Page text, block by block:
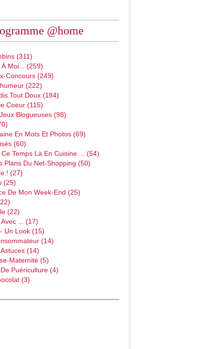
@home
(311)
À Moi... (259)
Concours (249)
(222)
Tout Doux (184)
Coeur (115)
Blogueuses (98)
En Mots Et Photos (69)
(60)
Temps Là En Cuisine ... (54)
Plans Du Net-Shopping (50)
! (27)
(25)
De Mon Week-End (25)
(22)
... (17)
Un Look (15)
(14)
(14)
Maternité (5)
Puériculture (4)
(3)